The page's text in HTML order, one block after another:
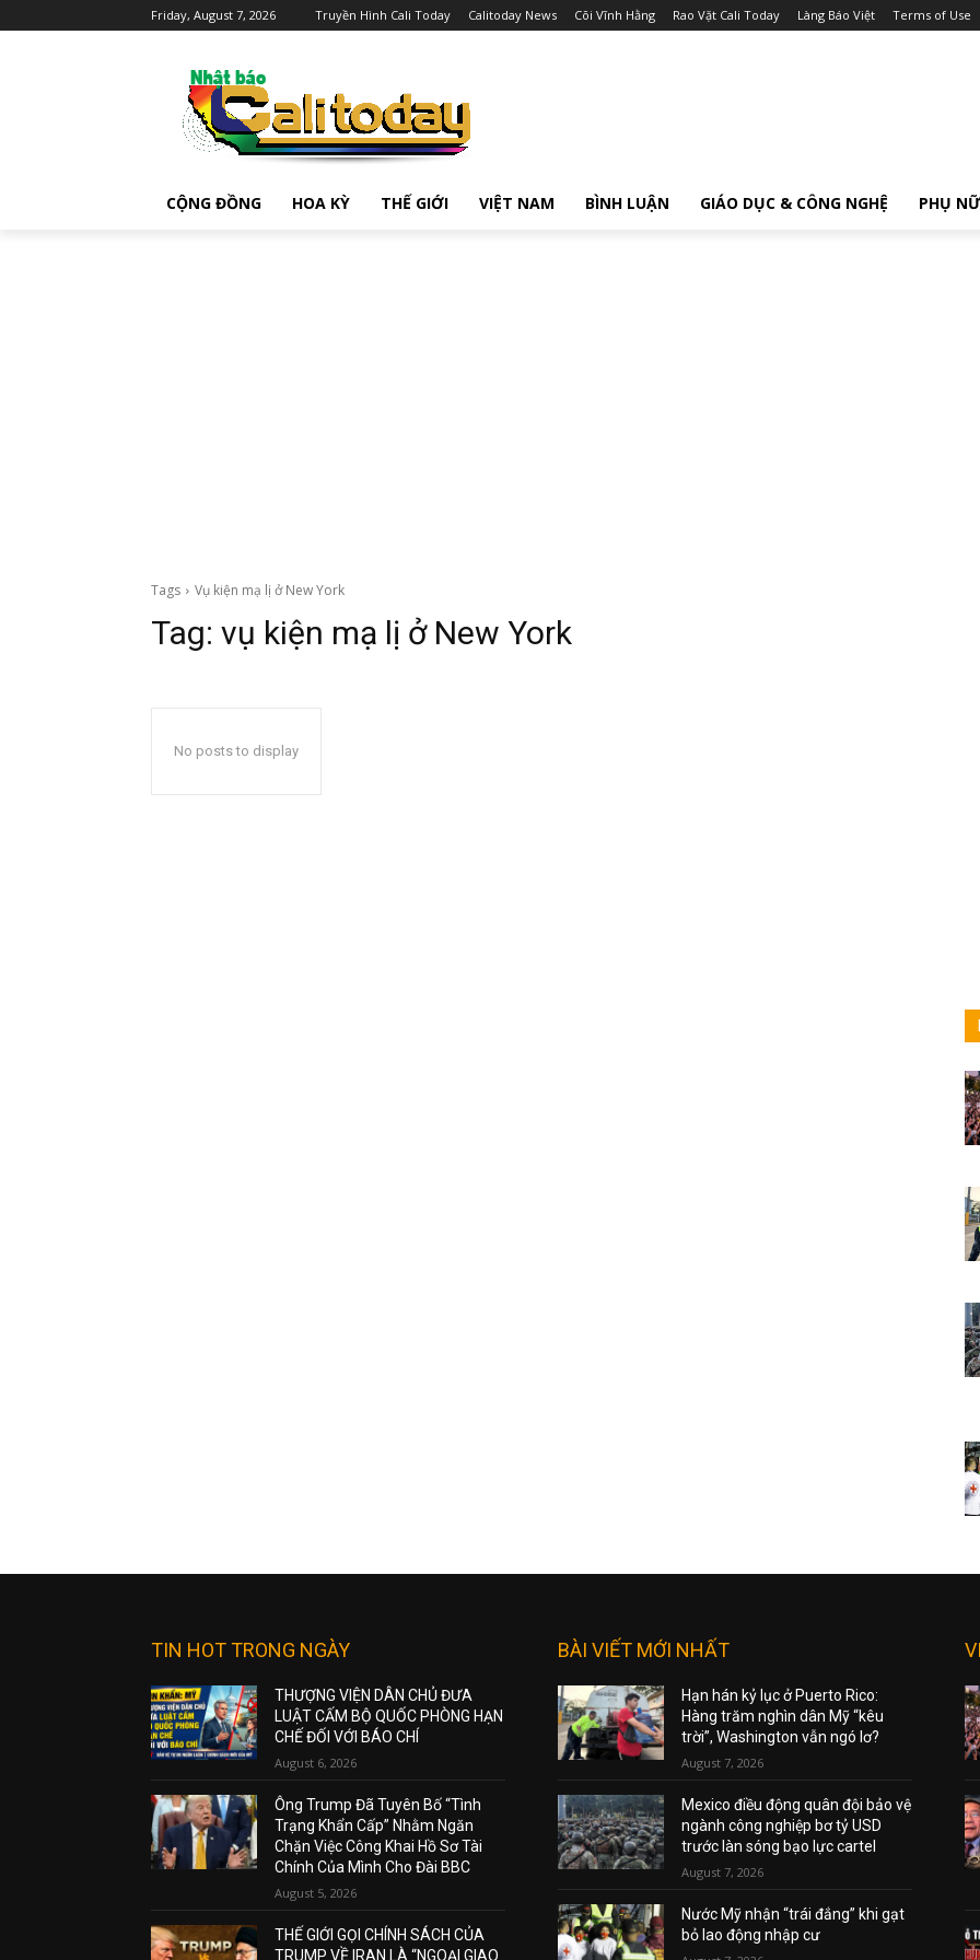
Friday, August 7, 2026 Truyền Hình Cali Today Calitoday News Cõi Vĩnh Hằng Rao Vặt Cali Today Làng Báo Việt Terms of Use
CỘNG ĐỒNG HOA KỲ THẾ GIỚI VIỆT NAM BÌNH LUẬN GIÁO DỤC & CÔNG NGHỆ PHỤ NỮ
Tags Vụ kiện mạ lị ở New York
Tag: vụ kiện mạ lị ở New York
No posts to display
TIN HOT TRONG NGÀY
THƯỢNG VIỆN DÂN CHỦ ĐƯA
LUẬT CẤM BỘ QUỐC PHÒNG HẠN
CHẾ ĐỐI VỚI BÁO CHÍ
August 6, 2026
Ông Trump Đã Tuyên Bố “Tình
Trạng Khẩn Cấp” Nhằm Ngăn
Chặn Việc Công Khai Hồ Sơ Tài
Chính Của Mình Cho Đài BBC
August 5, 2026
THẾ GIỚI GỌI CHÍNH SÁCH CỦA
TRUMP VỀ IRAN LÀ “NGOẠI GIAO
BÀI VIẾT MỚI NHẤT
Hạn hán kỷ lục ở Puerto Rico:
Hàng trăm nghìn dân Mỹ “kêu
trời”, Washington vẫn ngó lơ?
August 7, 2026
Mexico điều động quân đội bảo vệ
ngành công nghiệp bơ tỷ USD
trước làn sóng bạo lực cartel
August 7, 2026
Nước Mỹ nhận “trái đắng” khi gạt
bỏ lao động nhập cư